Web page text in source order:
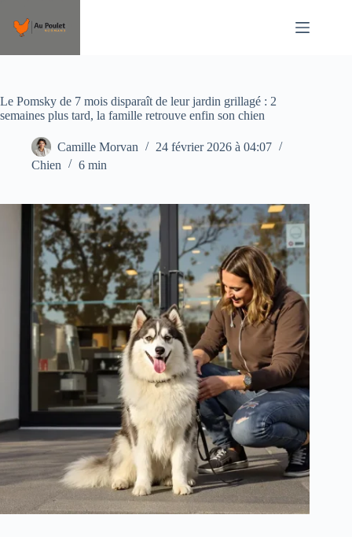
contenu
Le Pomsky de 7 mois disparaît de leur jardin grillagé : 2
semaines plus tard, la famille retrouve enfin son chien
Camille Morvan
24 février 2026 à 04:07
Chien
6 min